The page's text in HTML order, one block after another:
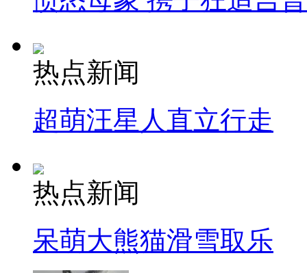
热点新闻
超萌汪星人直立行走
热点新闻
呆萌大熊猫滑雪取乐